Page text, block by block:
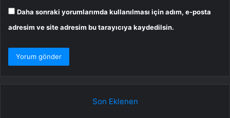
Daha sonraki yorumlarımda kullanılması için adım, e-posta
adresim ve site adresim bu tarayıcıya kaydedilsin.
Son Eklenen